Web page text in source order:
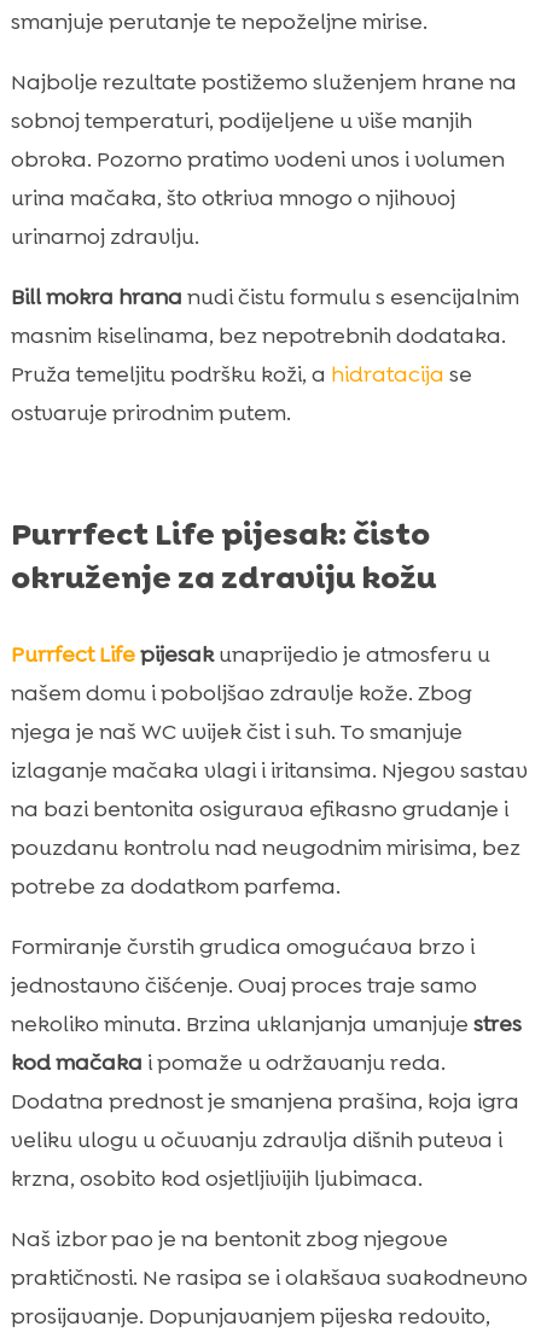
smanjuje perutanje te nepoželjne mirise.
Najbolje rezultate postižemo služenjem hrane na
sobnoj temperaturi, podijeljene u više manjih
obroka. Pozorno pratimo vodeni unos i volumen
urina mačaka, što otkriva mnogo o njihovoj
urinarnoj zdravlju.
Bill mokra hrana nudi čistu formulu s esencijalnim
masnim kiselinama, bez nepotrebnih dodataka.
Pruža temeljitu podršku koži, a hidratacija se
ostvaruje prirodnim putem.
Purrfect Life pijesak: čisto
okruženje za zdraviju kožu
Purrfect Lifepijesakunaprijedio je atmosferu u
našem domu i poboljšao zdravlje kože. Zbog
njega je naš WC uvijek čist i suh. To smanjuje
izlaganje mačaka vlagi i iritansima. Njegov sastav
na bazi bentonita osigurava efikasno grudanje i
pouzdanu kontrolu nad neugodnim mirisima, bez
potrebe za dodatkom parfema.
Formiranje čvrstih grudica omogućava brzo i
jednostavno čišćenje. Ovaj proces traje samo
nekoliko minuta. Brzina uklanjanja umanjuje stres
kod mačaka i pomaže u održavanju reda.
Dodatna prednost je smanjena prašina, koja igra
veliku ulogu u očuvanju zdravlja dišnih puteva i
krzna, osobito kod osjetljivijih ljubimaca.
Naš izbor pao je na bentonit zbog njegove
praktičnosti. Ne rasipa se i olakšava svakodnevno
prosijavanje. Dopunjavanjem pijeska redovito,